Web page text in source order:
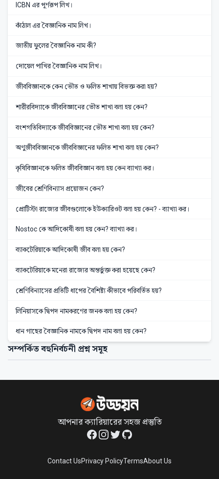
ICBN এর পূর্ণরূপ লিখ।
কাঁঠাল এর বৈজ্ঞানিক নাম লিখ।
জাতীয় ফুলের বৈজ্ঞানিক নাম কী?
দোয়েল পাখির বৈজ্ঞানিক নাম লিখ।
জীববিজ্ঞানকে কেন ভৌত ও ফলিত শাখায় বিভক্ত করা হয়?
শারীরবিদ্যাকে জীববিজ্ঞানের ভৌত শাখা বলা হয় কেন?
বংশগতিবিদ্যাকে জীববিজ্ঞানের ভৌত শাখা বলা হয় কেন?
অণুজীববিজ্ঞানকে জীববিজ্ঞানের ফলিত শাখা বলা হয় কেন?
কৃষিবিজ্ঞানকে ফলিত জীববিজ্ঞান বলা হয় কেন ব্যাখ্যা কর।
জীবের শ্রেণিবিন্যাস প্রয়োজন কেন?
প্রোটিস্টা রাজ্যের জীবগুলোকে ইউক্যারিওট বলা হয় কেন? - ব্যাখ্যা কর।
Nostoc কে আদিকোষী বলা হয় কেন? ব্যাখ্যা কর।
ব্যাকটেরিয়াকে আদিকোষী জীব বলা হয় কেন?
ব্যাকটেরিয়াকে মনেরা রাজ্যের অন্তর্ভুক্ত করা হয়েছে কেন?
শ্রেণিবিন্যাসের প্রতিটি ধাপের বৈশিষ্ট্য কীভাবে পরিবর্তিত হয়?
লিনিয়াসকে দ্বিপদ নামকরণের জনক বলা হয় কেন?
ধান গাছের বৈজ্ঞানিক নামকে দ্বিপদ নাম বলা হয় কেন?
সম্পর্কিত বহুনির্বচনী প্রশ্ন সমূহ
আপনার ক্যারিয়ারের সহজ প্রস্তুতি
Facebook
Instagram
TwitterGitHub
Contact UsPrivacy PolicyTermsAbout Us